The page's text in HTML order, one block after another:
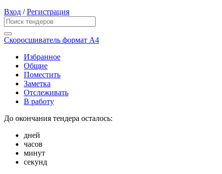
Вход /Регистрация
Скоросшиватель формат А4
Избранное
Общие
Поместить
Заметка
Отслеживать
В работу
До окончания тендера осталось:
дней
часов
минут
секунд